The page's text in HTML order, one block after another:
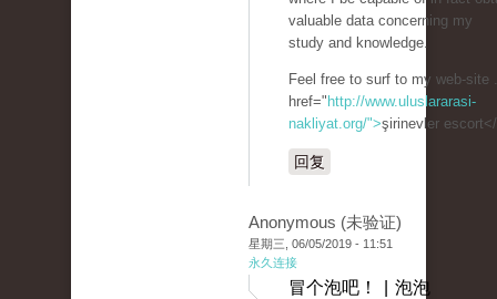
valuable data concerning my
study and knowledge.
Feel free to surf to my web-site
href=" http://www.uluslararasi-
nakliyat.org/">şirinevler
回复
Anonymous (未验证)
星期三, 06/05/2019 - 11:51
永久连接
冒个泡吧！ | 泡泡